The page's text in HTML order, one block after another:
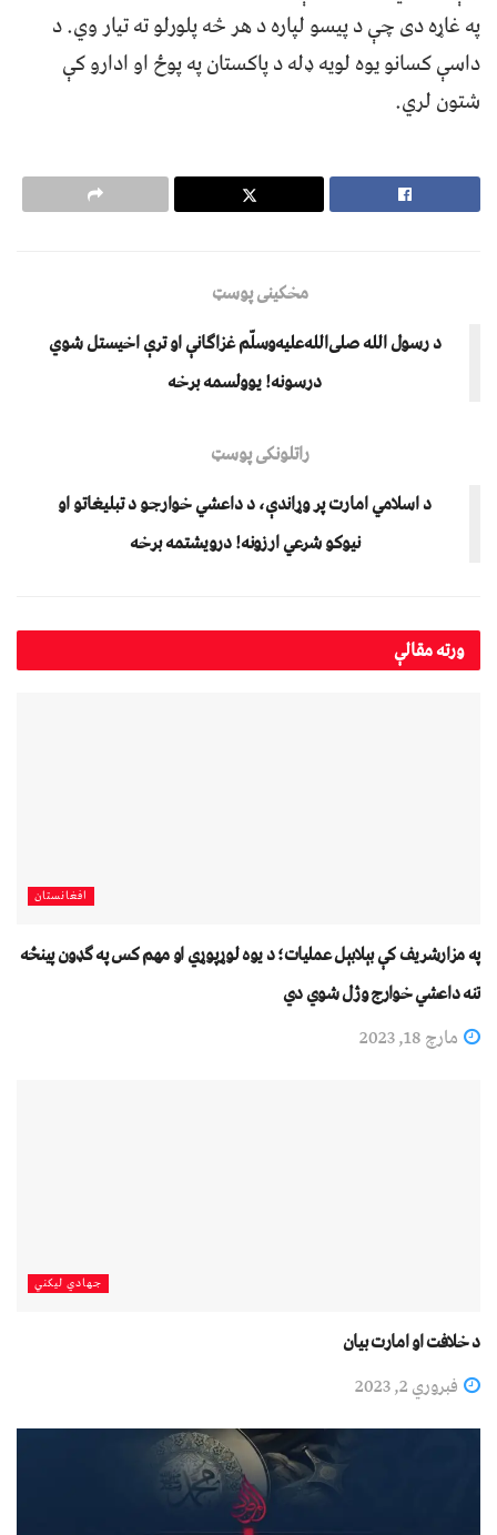
په غاړه دی چې د پيسو لپاره د هر څه پلورلو ته تيار وي. د
داسې کسانو يوه لويه ډله د پاکستان په پوځ او ادارو کې
شتون لري.
مخکینی پوسټ
د رسول الله صلی‌الله‌علیه‌وسلّم غزاګانې او ترې اخیستل شوي
درسونه! یوولسمه برخه
راتلونکی پوسټ
د اسلامي امارت پر وړاندې، د داعشي خوارجو د تبليغاتو او
نیوکو شرعي ارزونه! درويشتمه برخه
ورتهمقالې
افغانستان
په مزارشریف کې بېلابېل عملیات؛ د یوه لوړپوړي او مهم کس په ګډون پينځه
تنه داعشي خوارج وژل شوي دي
مارچ 18, 2023
جهادي لیکني
د خلافت او امارت بیان
فبروري 2, 2023